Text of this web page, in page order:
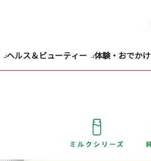
ヘルス＆ビューティー 体験・おでかけ